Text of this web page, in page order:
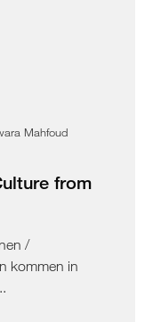
Mahfoud
from
/
kommen in